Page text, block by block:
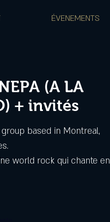
ÉVENEMENTS
(A LA
+ invités
based in Montreal,
world rock qui chante en